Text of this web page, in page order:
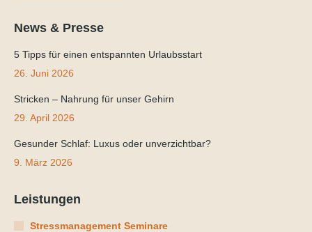
News & Presse
5 Tipps für einen entspannten Urlaubsstart
26. Juni 2026
Stricken – Nahrung für unser Gehirn
29. April 2026
Gesunder Schlaf: Luxus oder unverzichtbar?
9. März 2026
Leistungen
Stressmanagement Seminare